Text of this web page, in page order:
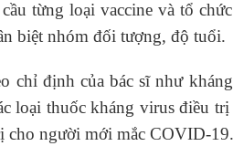
từng loại vaccine và tổ
biệt nhóm đối tượng, độ tuổi.
chỉ định của bác sĩ như
loại thuốc kháng virus điều
cho người mới mắc COVID-19.